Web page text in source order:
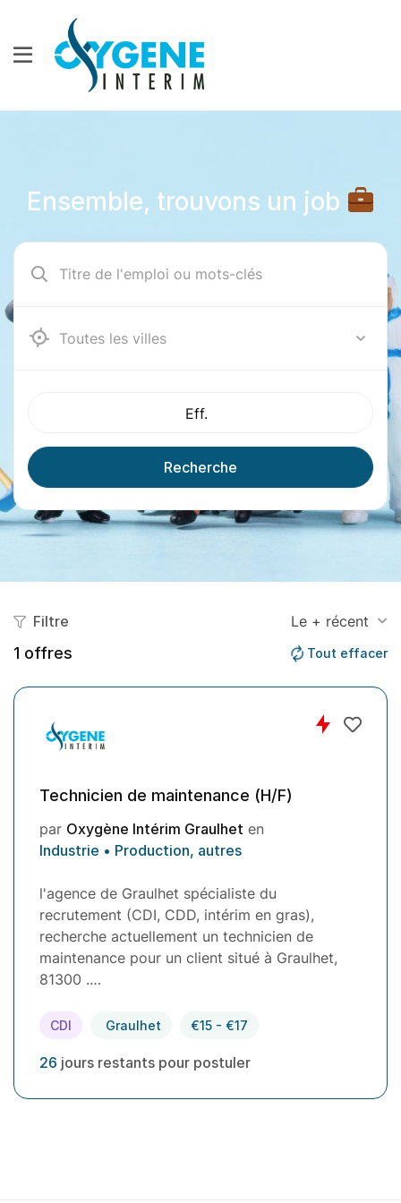
Ensemble, trouvons un job
12000
Eff.
Recherche
Filtre Le + récent
1 offres Tout effacer
Technicien de maintenance (H/F)
par Oxygène Intérim Graulhet en
Industrie • Production, autres
l'agence de Graulhet spécialiste du
recrutement (CDI, CDD, intérim en gras),
recherche actuellement un technicien de
maintenance pour un client situé à Graulhet,
81300 .…
CDI Graulhet €15 - €17
26 jours restants pour postuler